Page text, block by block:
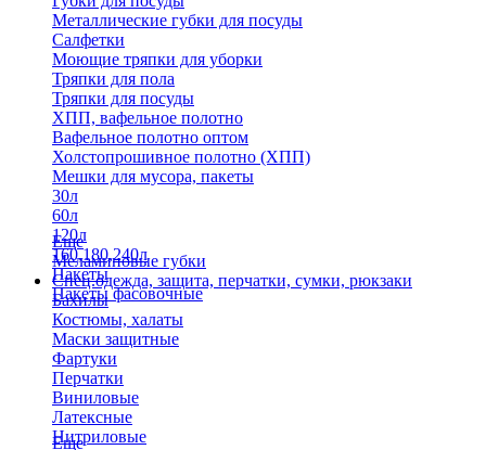
Металлические губки для посуды
Салфетки
Моющие тряпки для уборки
Тряпки для пола
Тряпки для посуды
ХПП, вафельное полотно
Вафельное полотно оптом
Холстопрошивное полотно (ХПП)
Мешки для мусора, пакеты
30л
60л
120л
160,180,240л
Пакеты
Пакеты фасовочные
Еще
Меламиновые губки
Спец.одежда, защита, перчатки, сумки, рюкзаки
Бахилы
Костюмы, халаты
Маски защитные
Фартуки
Перчатки
Виниловые
Латексные
Нитриловые
Еще